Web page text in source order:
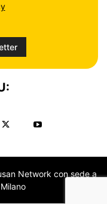
Network con sede a